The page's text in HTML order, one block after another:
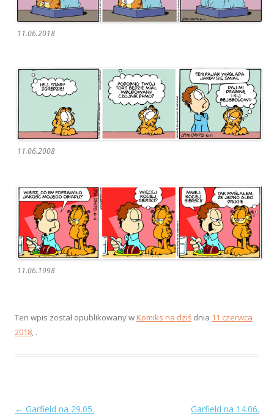
11.06.2018
11.06.2008
11.06.1998
Ten wpis został opublikowany wKomiks na dziś dnia 11 czerwca
2018, .
Zobacz
← Garfield na 29.05.
Garfield na 14.06.